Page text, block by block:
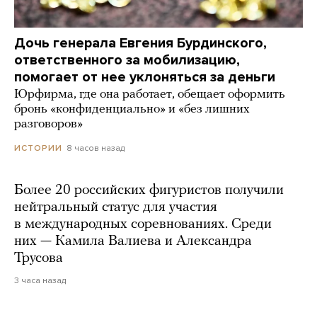
Дочь генерала Евгения Бурдинского,
ответственного за мобилизацию,
помогает от нее уклоняться за деньги
Юрфирма, где она работает, обещает оформить
бронь «конфиденциально» и «без лишних
разговоров»
ИСТОРИИ 8 часов назад
Более 20 российских фигуристов получили
нейтральный статус для участия
в международных соревнованиях. Среди
них — Камила Валиева и Александра
Трусова
3 часа назад